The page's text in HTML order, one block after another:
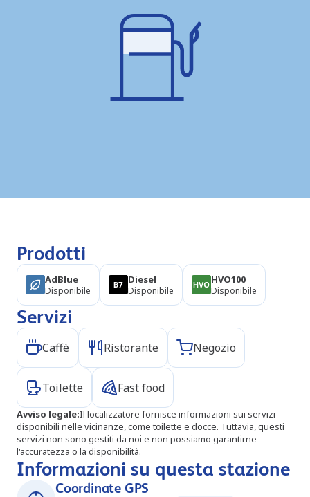
Prodotti
AdBlue
Disponibile
Diesel
Disponibile
HVO100
Disponibile
Servizi
Caffè Ristorante Negozio
Toilette Fast food
Avviso legale:Il localizzatore fornisce informazioni sui servizi
disponibili nelle vicinanze, come toilette e docce. Tuttavia, questi
servizi non sono gestiti da noi e non possiamo garantirne
l'accuratezza o la disponibilità.
Informazioni su questa stazione
Coordinate GPS